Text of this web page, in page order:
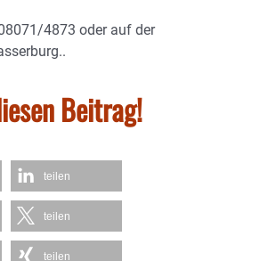
4873 oder auf der
Beitrag!
teilen
teilen
teilen